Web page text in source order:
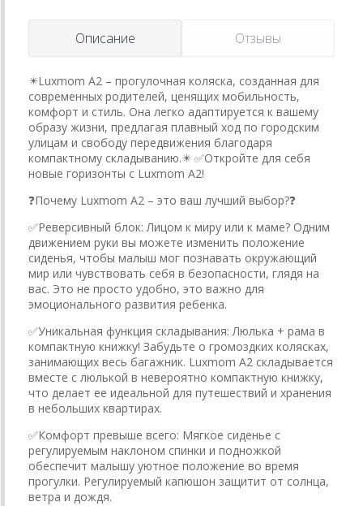
Описание Отзывы
✴️Luxmom A2 – прогулочная коляска, созданная для
современных родителей, ценящих мобильность,
комфорт и стиль. Она легко адаптируется к вашему
образу жизни, предлагая плавный ход по городским
улицам и свободу передвижения благодаря
компактному складыванию.✴️ ✅️Откройте для себя
новые горизонты с Luxmom A2!
❓️Почему Luxmom A2 – это ваш лучший выбор?❓️
✅️Реверсивный блок: Лицом к миру или к маме? Одним
движением руки вы можете изменить положение
сиденья, чтобы малыш мог познавать окружающий
мир или чувствовать себя в безопасности, глядя на
вас. Это не просто удобно, это важно для
эмоционального развития ребенка.
✅️Уникальная функция складывания: Люлька + рама в
компактную книжку! Забудьте о громоздких колясках,
занимающих весь багажник. Luxmom A2 складывается
вместе с люлькой в невероятно компактную книжку,
что делает ее идеальной для путешествий и хранения
в небольших квартирах.
✅️Комфорт превыше всего: Мягкое сиденье с
регулируемым наклоном спинки и подножкой
обеспечит малышу уютное положение во время
прогулки. Регулируемый капюшон защитит от солнца,
ветра и дождя.